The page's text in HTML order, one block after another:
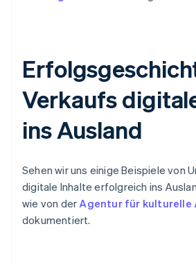
Verkaufs
ins Ausland
Sehen wir uns einige Beispiele von
digitale Inhalte erfolgreich ins
wie von derAgentur für kulturelle
dokumentiert.